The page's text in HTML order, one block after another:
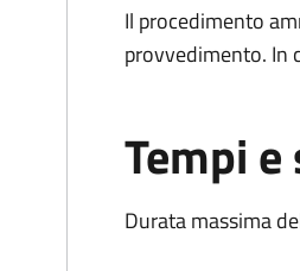
Il procedimento
provvedimento. In
Tempi e
Durata massima